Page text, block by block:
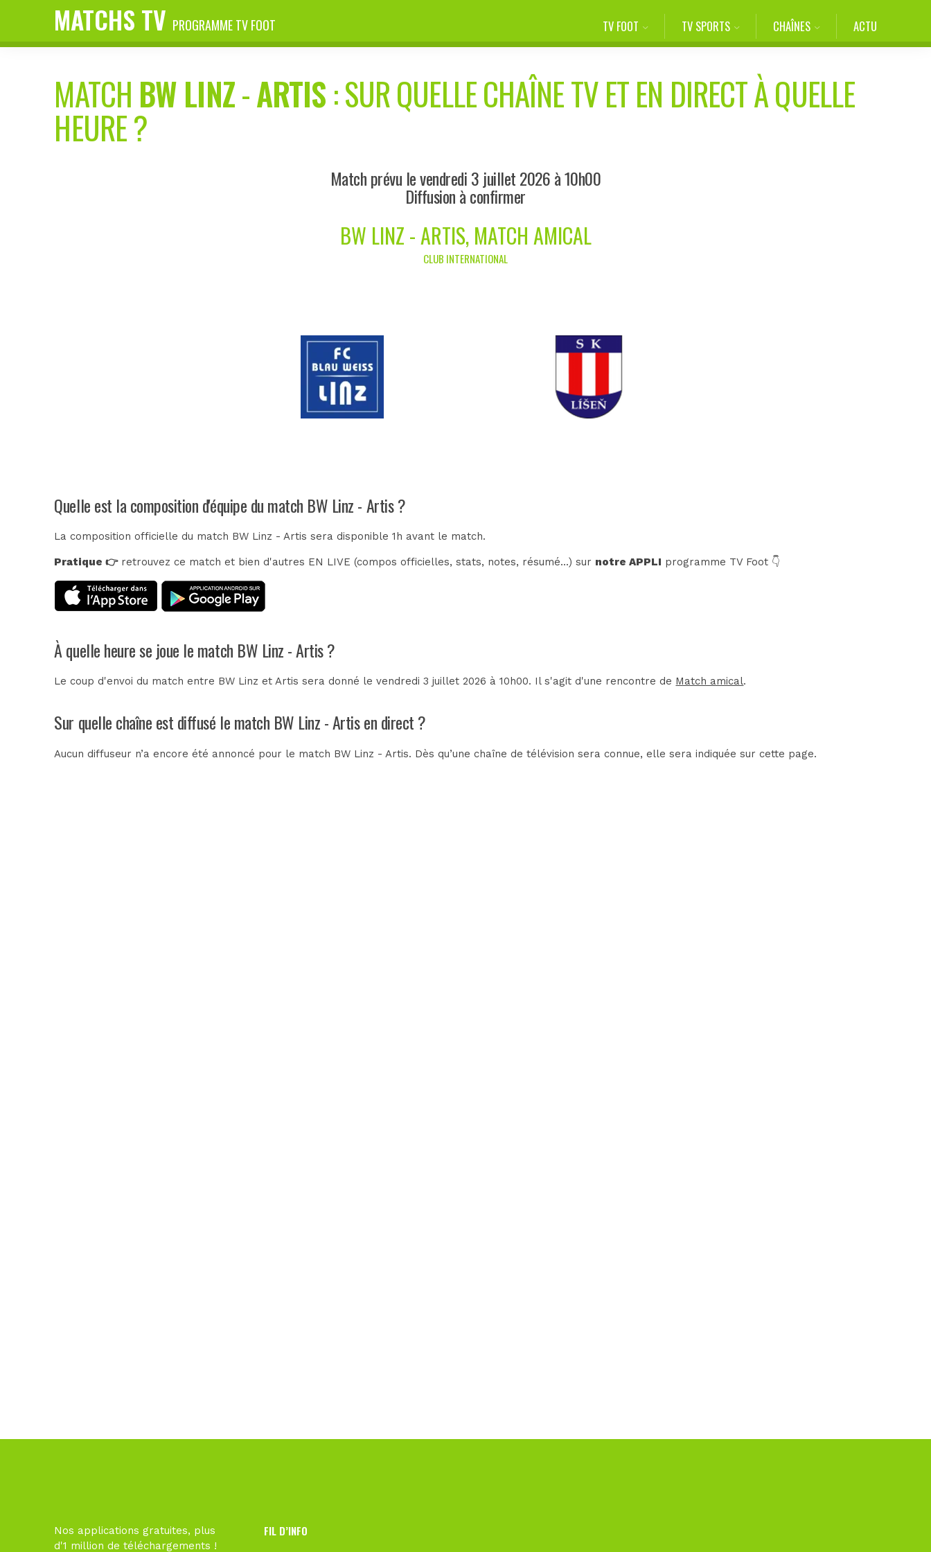
MATCHS TV PROGRAMME TV FOOT TV FOOT TV SPORTS CHAÎNES ACTU
MATCH BW LINZ-ARTIS: SUR QUELLE CHAÎNE TV ET EN DIRECT À QUELLE
HEURE ?
Match prévu le vendredi 3 juillet 2026 à 10h00
Diffusion à confirmer
BW LINZ - ARTIS, MATCH AMICAL
CLUB INTERNATIONAL
Quelle est la composition d'équipe du match BW Linz - Artis ?
La composition officielle du match BW Linz - Artis sera disponible 1h avant le match.
Pratique 👉retrouvez ce match et bien d'autres EN LIVE (compos officielles, stats, notes, résumé...) sur notre APPLI programme TV Foot 👇
À quelle heure se joue le match BW Linz - Artis ?
Le coup d'envoi du match entre BW Linz et Artis sera donné le vendredi 3 juillet 2026 à 10h00. Il s'agit d'une rencontre de Match amical.
Sur quelle chaîne est diffusé le match BW Linz - Artis en direct ?
Aucun diffuseur n’a encore été annoncé pour le match BW Linz - Artis. Dès qu’une chaîne de télévision sera connue, elle sera indiquée sur cette page.
Nos applications gratuites, plus
d'1 million de téléchargements !
FIL D’INFO